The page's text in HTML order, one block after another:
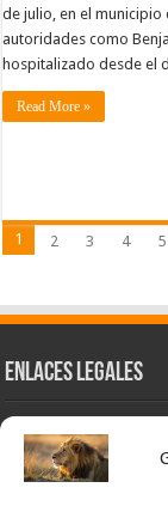
de julio, en el municipio
autoridades como
hospitalizado desde el
Read More »
1 2 3 4 5
Enlaces Legales
Nuestra Esencia
Pulso Global